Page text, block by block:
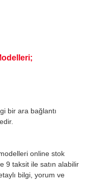
bir ara bağlantı
online stok
9 taksit ile satın alabilir
bilgi, yorum ve